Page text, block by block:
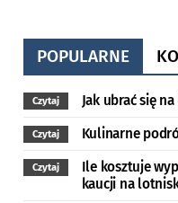
POPULARNE
Czytaj Jak ubrać się
Czytaj Kulinarne
Czytaj
Ile kosztuje
kaucji na